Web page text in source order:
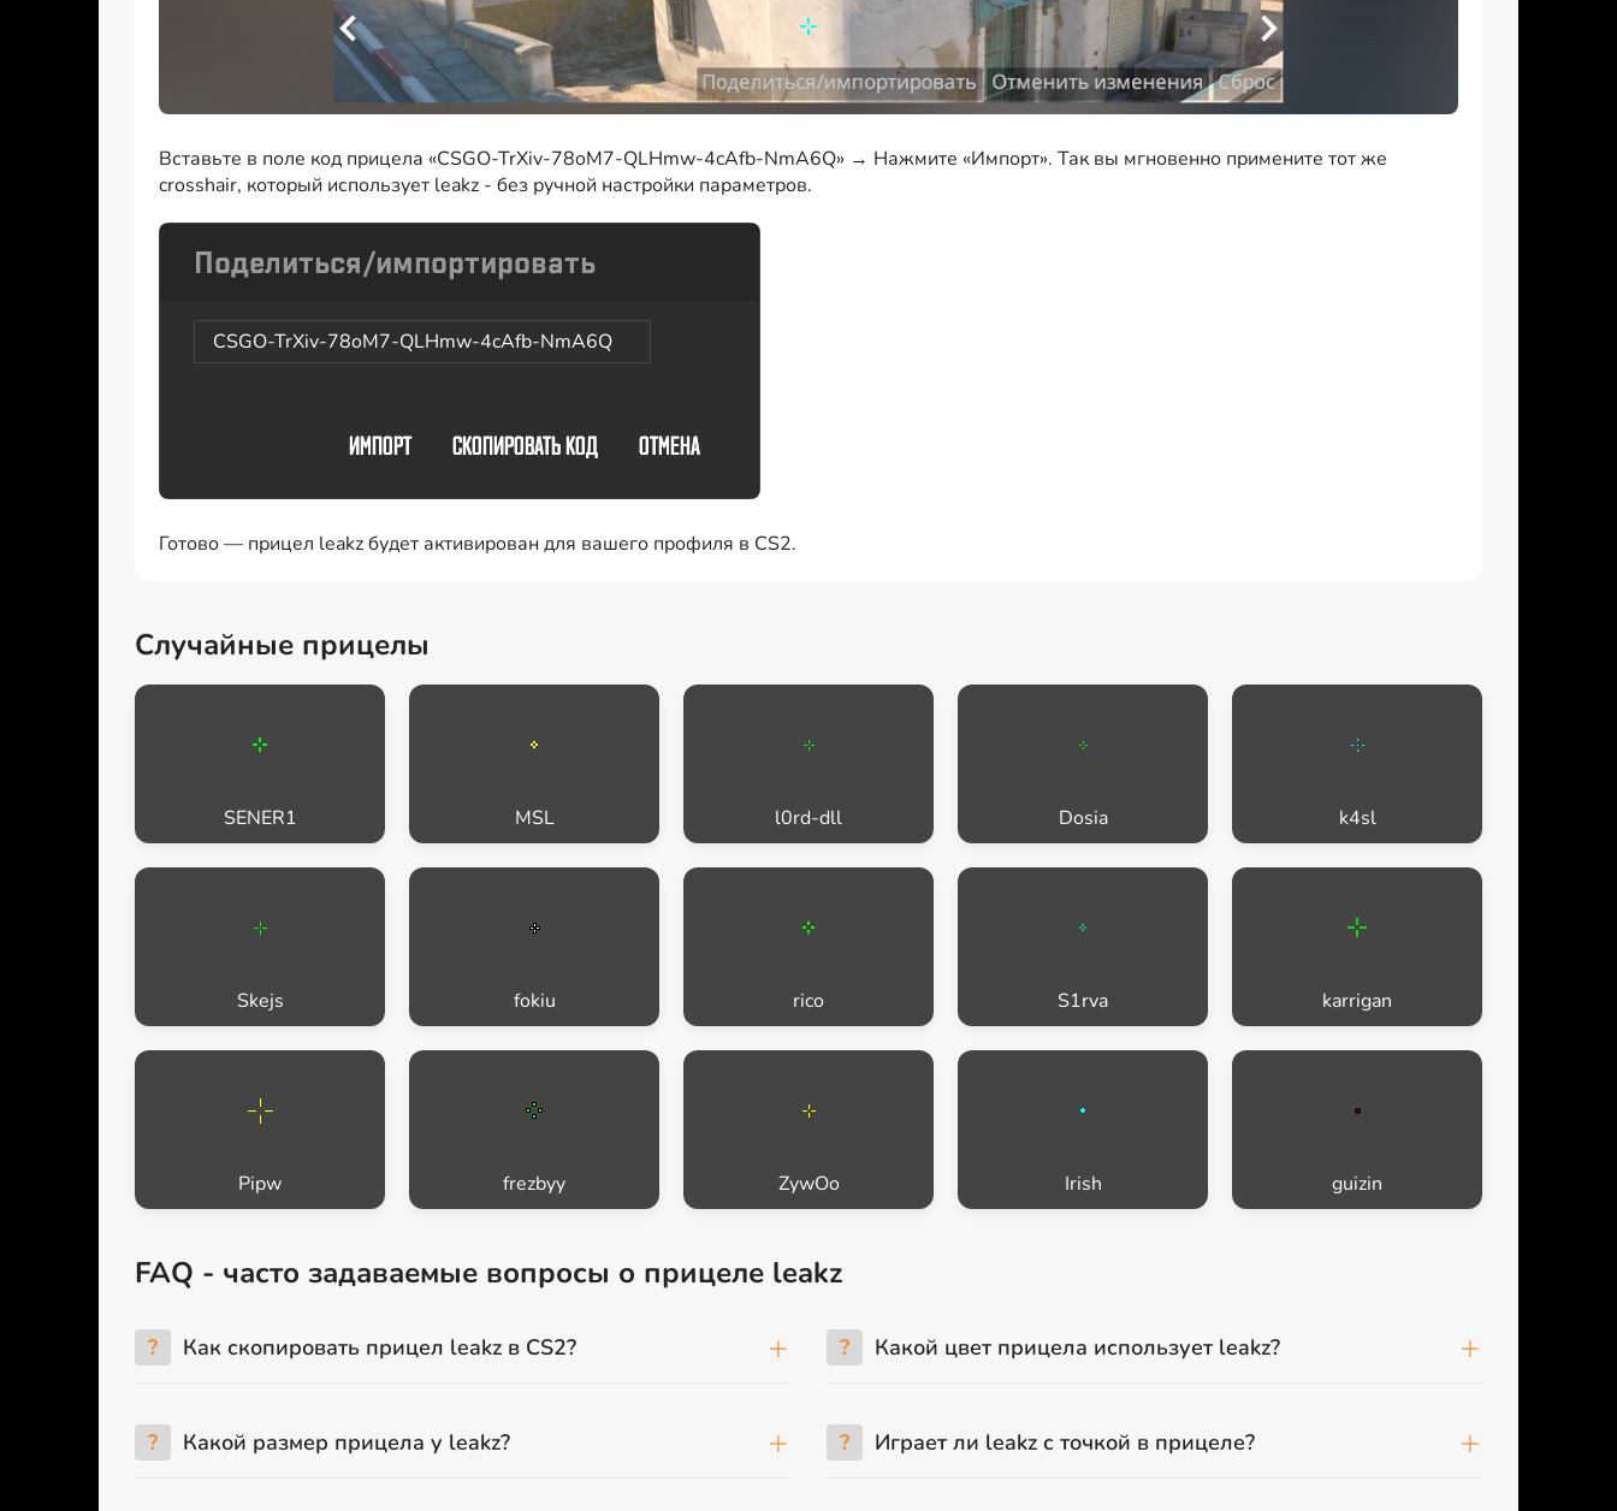
Вставьте в поле код прицела «CSGO-TrXiv-78oM7-QLHmw-4cAfb-NmA6Q» → Нажмите «Импорт». Так вы мгновенно примените тот же
crosshair, который использует leakz - без ручной настройки параметров.
CSGO-TrXiv-78oM7-QLHmw-4cAfb-NmA6Q
Готово — прицел leakz будет активирован для вашего профиля в CS2.
Случайные прицелы
SENER1 MSL l0rd-dll Dosia k4sl
Skejs fokiu rico S1rva karrigan
Pipw frezbyy ZywOo Irish guizin
FAQ - часто задаваемые вопросы о прицеле leakz
? Как скопировать прицел leakz в CS2? ? Какой цвет прицела использует leakz?
? Какой размер прицела у leakz? ? Играет ли leakz с точкой в прицеле?